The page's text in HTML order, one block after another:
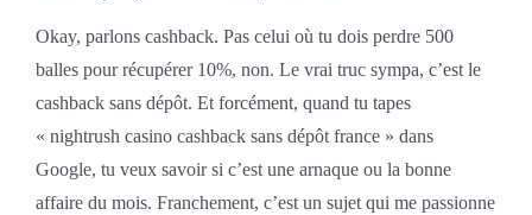
Okay, parlons cashback. Pas celui où tu dois perdre 500
balles pour récupérer 10%, non. Le vrai truc sympa, c’est le
cashback sans dépôt. Et forcément, quand tu tapes
« nightrush casino cashback sans dépôt france » dans
Google, tu veux savoir si c’est une arnaque ou la bonne
affaire du mois. Franchement, c’est un sujet qui me passionne